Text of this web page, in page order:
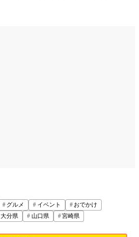
グルメ イベント
おでかけ
大分県 山口県 宮崎県